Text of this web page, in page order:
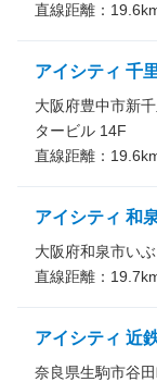
直線距離： 19.6
アイシティ 千
大阪府豊中市新
タービル 14F
直線距離： 19.6
アイシティ 和
大阪府和泉市い
直線距離： 19.7
アイシティ 近
奈良県生駒市谷